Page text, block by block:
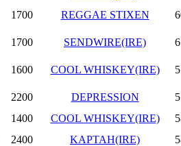
1700 REGGAE STIXEN
1700 SENDWIRE(IRE)
1600 COOL WHISKEY(IRE)
2200 DEPRESSION
1400 COOL WHISKEY(IRE)
2400 KAPTAH(IRE)